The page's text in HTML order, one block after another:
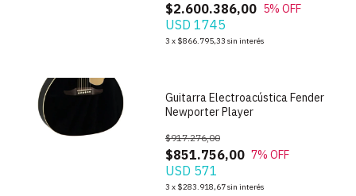
$2.600.386,00 5% OFF
USD 1745
3 x $866.795,33 sin interés
Guitarra Electroacústica Fender
Newporter Player
$851.756,00
$917.276,00
7% OFF
USD 571
3 x $283.918,67sin interés